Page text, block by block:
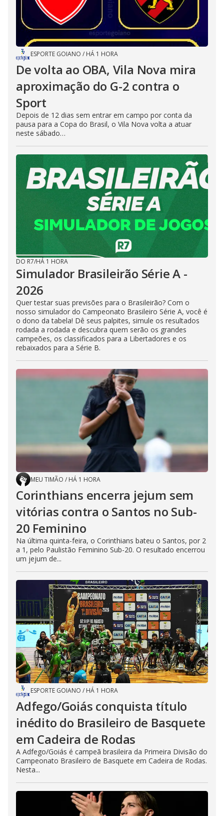
ESPORTE GOIANO / HÁ 1 HORA
De volta ao OBA, Vila Nova mira
aproximação do G-2 contra o
Sport
Depois de 12 dias sem entrar em campo por conta da
pausa para a Copa do Brasil, o Vila Nova volta a atuar
neste sábado…
DO R7/HÁ 1 HORA
Simulador Brasileirão Série A -
2026
Quer testar suas previsões para o Brasileirão? Com o
nosso simulador do Campeonato Brasileiro Série A, você é
o dono da tabela! Dê seus palpites, simule os resultados
rodada a rodada e descubra quem serão os grandes
campeões, os classificados para a Libertadores e os
rebaixados para a Série B.
MEU TIMÃO / HÁ 1 HORA
Corinthians encerra jejum sem
vitórias contra o Santos no Sub-
20 Feminino
Na última quinta-feira, o Corinthians bateu o Santos, por 2
a 1, pelo Paulistão Feminino Sub-20. O resultado encerrou
um jejum de...
ESPORTE GOIANO / HÁ 1 HORA
Adfego/Goiás conquista título
inédito do Brasileiro de Basquete
em Cadeira de Rodas
A Adfego/Goiás é campeã brasileira da Primeira Divisão do
Campeonato Brasileiro de Basquete em Cadeira de Rodas.
Nesta...